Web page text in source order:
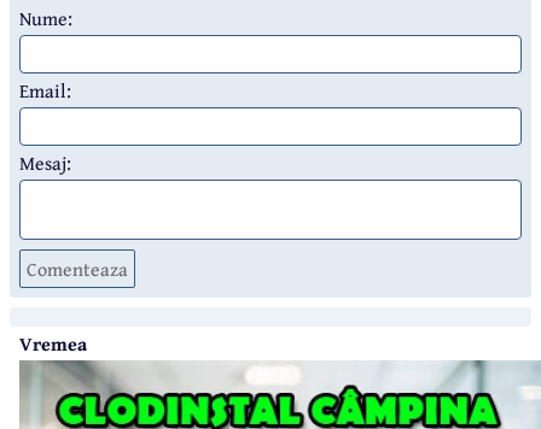
Nume:
Email:
Mesaj:
Comenteaza
Vremea